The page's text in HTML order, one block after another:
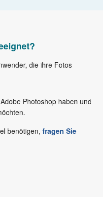
die ihre Fotos
Photoshop haben und
benötigen, fragen Sie